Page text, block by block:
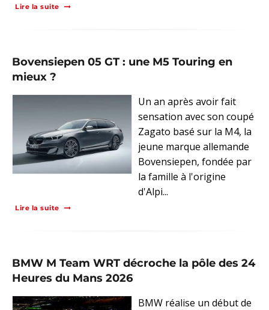
Lire la suite
Bovensiepen 05 GT : une M5 Touring en
mieux ?
Un an après avoir fait
sensation avec son coupé
Zagato basé sur la M4, la
jeune marque allemande
Bovensiepen, fondée par
la famille à l'origine
d'Alpi...
Lire la suite
BMW M Team WRT décroche la pôle des 24
Heures du Mans 2026
BMW réalise un début de